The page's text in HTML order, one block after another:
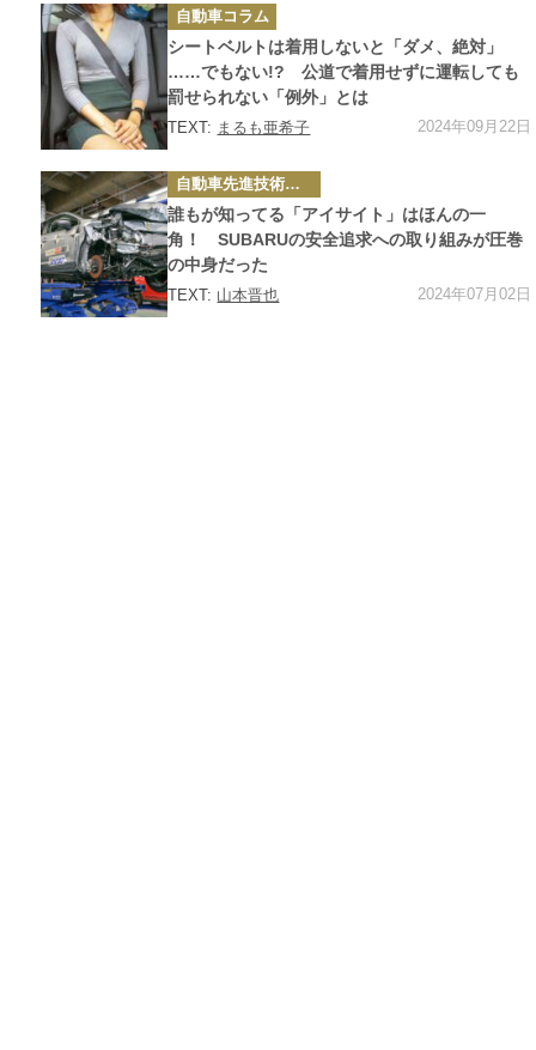
カ
テ
ゴ
リ
自動車コラム
シートベルトは着用しないと「ダメ、絶対」
……でもない!? 公道で着用せずに運転しても
罰せられない「例外」とは
TEXT: まるも亜希子 2024年09月22日
カ
テ
ゴ
リ
ー
自動車先進技術・テクノロジーニュース
誰もが知ってる「アイサイト」はほんの一
角！ SUBARUの安全追求への取り組みが圧巻
の中身だった
TEXT: 山本晋也 2024年07月02日